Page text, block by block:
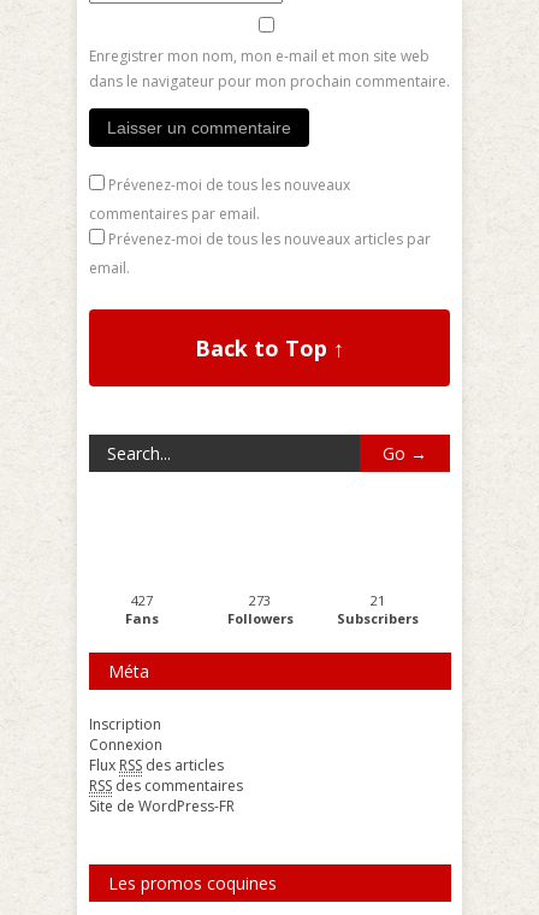
Enregistrer mon nom, mon e-mail et mon site web
dans le navigateur pour mon prochain commentaire.
Prévenez-moi de tous les nouveaux
commentaires par email.
Prévenez-moi de tous les nouveaux articles par
email.
Back to Top ↑
427
Fans
273
Followers
21
Subscribers
Méta
Inscription
Connexion
Flux RSS des articles
RSS des commentaires
Site de WordPress-FR
Les promos coquines